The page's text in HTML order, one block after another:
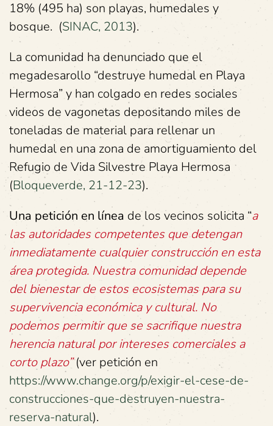
18% (495 ha) son playas, humedales y
bosque. (SINAC, 2013).
La comunidad ha denunciado que el
megadesarollo “destruye humedal en Playa
Hermosa” y han colgado en redes sociales
videos de vagonetas depositando miles de
toneladas de material para rellenar un
humedal en una zona de amortiguamiento del
Refugio de Vida Silvestre Playa Hermosa
(Bloqueverde, 21-12-23).
Una petición en línea de los vecinos solicita “a
las autoridades competentes que detengan
inmediatamente cualquier construcción en esta
área protegida. Nuestra comunidad depende
del bienestar de estos ecosistemas para su
supervivencia económica y cultural. No
podemos permitir que se sacrifique nuestra
herencia natural por intereses comerciales a
corto plazo”(ver petición en
https://www.change.org/p/exigir-el-cese-de-
construcciones-que-destruyen-nuestra-
reserva-natural).